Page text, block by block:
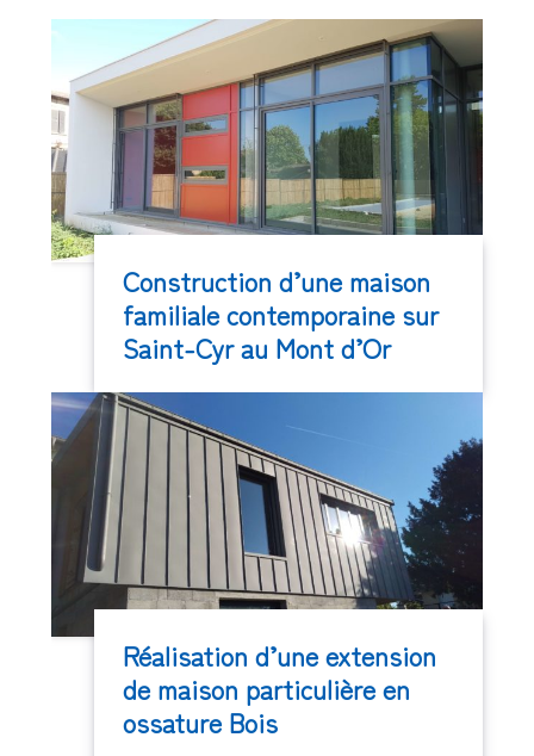
Construction d’une maison
familiale contemporaine sur
Saint-Cyr au Mont d’Or
Réalisation d’une extension
de maison particulière en
ossature Bois